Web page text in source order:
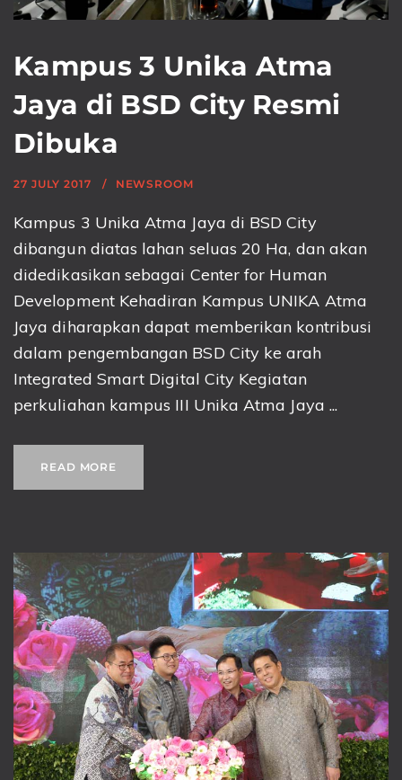
Kampus 3 Unika Atma
Jaya di BSD City Resmi
Dibuka
27 JULY 2017 NEWSROOM
Kampus 3 Unika Atma Jaya di BSD City
dibangun diatas lahan seluas 20 Ha, dan akan
didedikasikan sebagai Center for Human
Development Kehadiran Kampus UNIKA Atma
Jaya diharapkan dapat memberikan kontribusi
dalam pengembangan BSD City ke arah
Integrated Smart Digital City Kegiatan
perkuliahan kampus III Unika Atma Jaya ...
READ MORE